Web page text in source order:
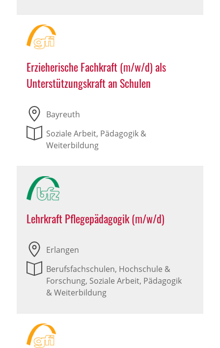
Erzieherische Fachkraft (m/w/d) als
Unterstützungskraft an Schulen
Bayreuth
Soziale Arbeit, Pädagogik &
Weiterbildung
Lehrkraft Pflegepädagogik (m/w/d)
Erlangen
Berufsfachschulen, Hochschule &
Forschung, Soziale Arbeit, Pädagogik
& Weiterbildung